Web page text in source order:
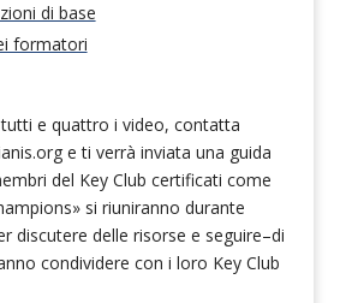
di base
formatori
e quattro i video, contatta
e ti verrà inviata una guida
del Key Club certificati come
si riuniranno durante
discutere delle risorse e seguire–di
condividere con i loro Key Club